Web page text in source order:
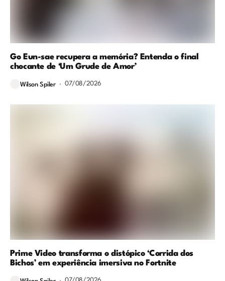
Go Eun-sae recupera a memória? Entenda o final
chocante de ‘Um Grude de Amor’
Wilson Spiler 07/08/2026
Prime Video transforma o distópico ‘Corrida dos
Bichos’ em experiência imersiva no Fortnite